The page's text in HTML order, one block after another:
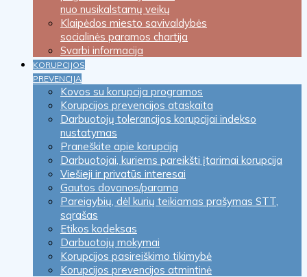
nuo nusikalstamų veikų
Klaipėdos miesto savivaldybės
socialinės paramos chartija
Svarbi informacija
KORUPCIJOS
PREVENCIJA
Kovos su korupcija programos
Korupcijos prevencijos ataskaita
Darbuotojų tolerancijos korupcijai indekso
nustatymas
Praneškite apie korupciją
Darbuotojai, kuriems pareikšti įtarimai korupcija
Viešieji ir privatūs interesai
Gautos dovanos/parama
Pareigybių, dėl kurių teikiamas prašymas STT,
sąrašas
Etikos kodeksas
Darbuotojų mokymai
Korupcijos pasireiškimo tikimybė
Korupcijos prevencijos atmintinė